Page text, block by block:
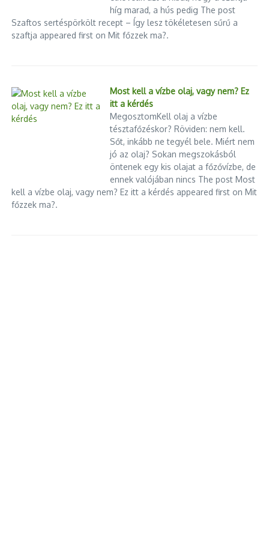
híg marad, a hús pedig The post
Szaftos sertéspörkölt recept – Így lesz tökéletesen sűrű a
szaftja appeared first on Mit főzzek ma?.
Most kell a vízbe olaj, vagy nem? Ez
itt a kérdés
MegosztomKell olaj a vízbe
tésztafőzéskor? Röviden: nem kell.
Sőt, inkább ne tegyél bele. Miért nem
jó az olaj? Sokan megszokásból
öntenek egy kis olajat a főzővízbe, de
ennek valójában nincs The post Most
kell a vízbe olaj, vagy nem? Ez itt a kérdés appeared first on Mit
főzzek ma?.